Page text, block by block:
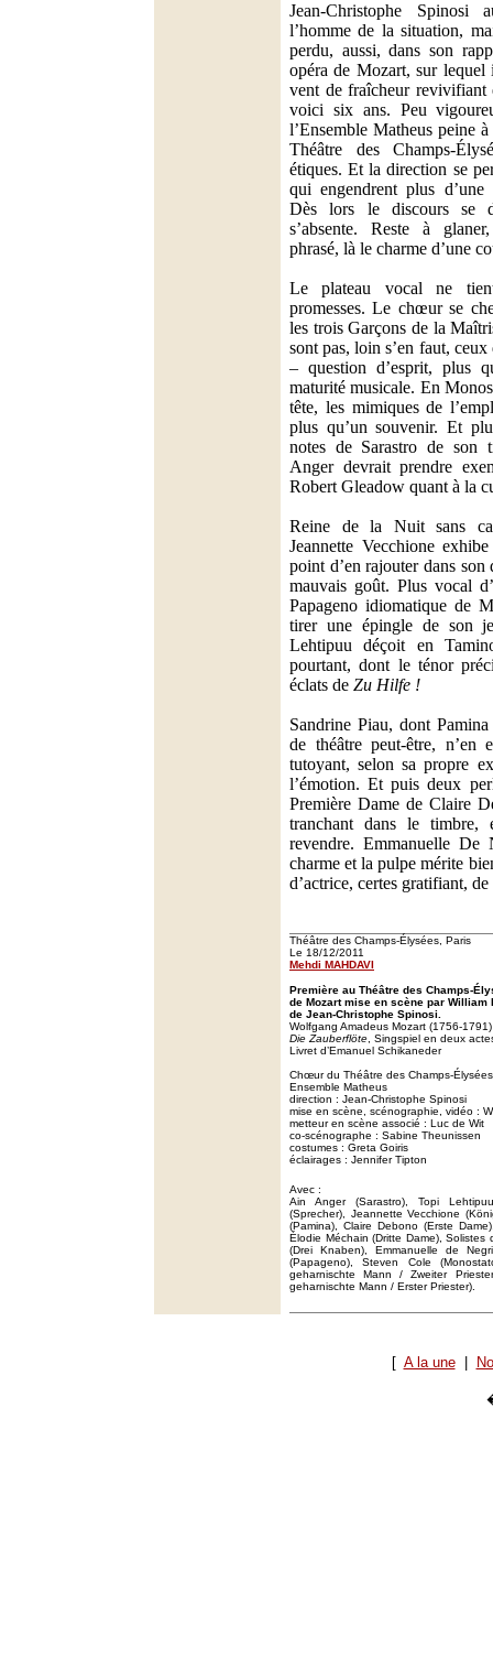
Jean-Christophe Spinosi
l’homme de la situation,
perdu, aussi, dans son
opéra de Mozart, sur
vent de fraîcheur revivifiant
voici six ans. Peu
l’Ensemble Matheus peine
Théâtre des Champs-
étiques. Et la direction se
qui engendrent plus d’une
Dès lors le discours se
s’absente. Reste à
phrasé, là le charme d’une
Le plateau vocal ne
promesses. Le chœur se
les trois Garçons de la
sont pas, loin s’en faut,
– question d’esprit, plus
maturité musicale. En
tête, les mimiques de
plus qu’un souvenir. Et
notes de Sarastro de son
Anger devrait prendre
Robert Gleadow quant à la
Reine de la Nuit sans
Jeannette Vecchione
point d’en rajouter dans son
mauvais goût. Plus vocal
Papageno idiomatique de
tirer une épingle de son
Lehtipuu déçoit en
pourtant, dont le ténor
éclats de Zu Hilfe !
Sandrine Piau, dont
de théâtre peut-être, n’en
tutoyant, selon sa propre
l’émotion. Et puis deux
Première Dame de Claire
tranchant dans le timbre,
revendre. Emmanuelle
charme et la pulpe mérite
d’actrice, certes gratifiant, de
Théâtre des Champs-Élysées, Paris
Le 18/12/2011
Mehdi MAHDAVI
Première au Théâtre des Champs-
de Mozart mise en scène par
de Jean-Christophe Spinosi.
Wolfgang Amadeus Mozart (1756-1791)
Die Zauberflöte , Singspiel en deux
Livret d’Emanuel Schikaneder
Chœur du Théâtre des Champs-Élysées
Ensemble Matheus
direction : Jean-Christophe Spinosi
mise en scène, scénographie, vidéo :
metteur en scène associé : Luc de Wit
co-scénographe : Sabine Theunissen
costumes : Greta Goiris
éclairages : Jennifer Tipton
Avec :
Ain Anger (Sarastro), Topi
(Sprecher), Jeannette Vecchione
(Pamina), Claire Debono (Erste
Élodie Méchain (Dritte Dame),
(Drei Knaben), Emmanuelle de
(Papageno), Steven Cole
geharnischte Mann / Zweiter
geharnischte Mann / Erster Priester).
[ A la une|